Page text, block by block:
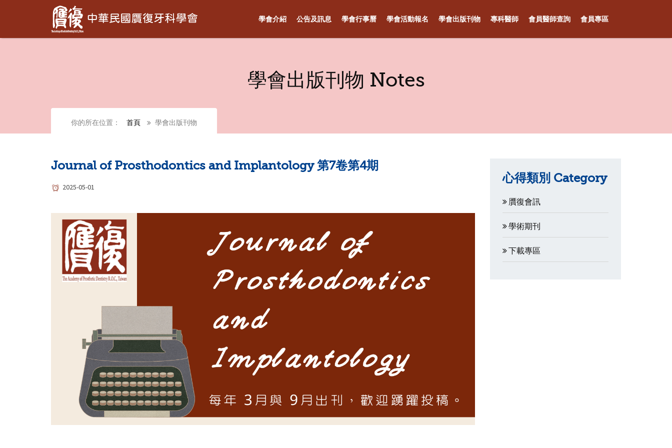
學會介紹 公告及訊息 學會行事曆 學會活動報名 學會出版刊物 專科醫師 會員醫師查詢 會員專區
學會出版刊物 Notes
你的所在位置： 首頁 學會出版刊物
Journal of Prosthodontics and Implantology 第7卷第4期
2025-05-01
心得類別 Category
贋復會訊
學術期刊
下載專區